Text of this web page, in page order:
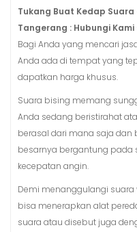
Tukang Buat Kedap
Tangerang : Hubungi Kami
Bagi Anda yang mencari
Anda ada di tempat yang
dapatkan harga khusus.
Suara bising memang
Anda sedang beristirahat
berasal dari mana saja
besarnya bergantung pada
kecepatan angin.
Demi menanggulangi
bisa menerapkan alat
suara atau disebut juga